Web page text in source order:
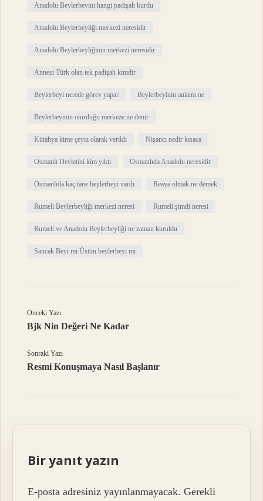
Anadolu Beylerbeyini hangi padişah kurdu
Anadolu Beylerbeyliği merkezi neresidir
Anadolu Beylerbeyliğinin merkezi neresidir
Annesi Türk olan tek padişah kimdir
Beylerbeyi nerede görev yapar Beylerbeyinin anlamı ne
Beylerbeyinin oturduğu merkeze ne denir
Kütahya kime çeyiz olarak verildi Nişancı nedir kısaca
Osmanlı Devletini kim yıktı Osmanlıda Anadolu neresidir
Osmanlıda kaç tane beylerbeyi vardı Reaya olmak ne demek
Rumeli Beylerbeyliği merkezi neresi Rumeli şimdi neresi
Rumeli ve Anadolu Beylerbeyliği ne zaman kuruldu
Sancak Beyi mi Üstün beylerbeyi mi
Önceki Yazı
Bjk Nin Değeri Ne Kadar
Sonraki Yazı
Resmi Konuşmaya Nasıl Başlanır
Bir yanıt yazın
E-posta adresiniz yayınlanmayacak. Gerekli